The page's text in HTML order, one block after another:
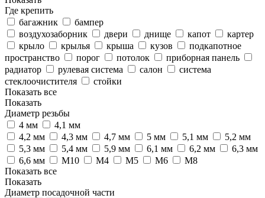
Где крепить
багажник
бампер
воздухозаборник
двери днище капот
картер
крыло
крылья крыша кузов
подкапотное
пространство
порог потолок
приборная панель
радиатор
рулевая система салон
система
стеклоочистителя
стойки
Показать все
Показать
Диаметр резьбы
4 мм
4,1 мм
4,2 мм
4,3 мм 4,7 мм 5 мм 5,1 мм
5,2 мм
5,3 мм
5,4 мм 5,9 мм 6,1 мм 6,2 мм
6,3 мм
6,6 мм
M10 M4 M5 M6
M8
Показать все
Показать
Диаметр посадочной части